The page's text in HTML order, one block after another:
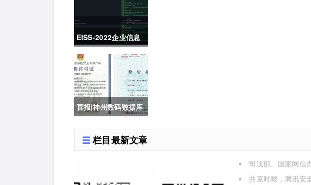
行业创新峰会上海站
敬请期待！
EISS-2022企业信息
安全峰会之深圳站 10
月28日成功举办
喜报|神州数码数据库
售许可证栏目最新文章
司法部、国家网信
条例》
共克时艰，腾讯安